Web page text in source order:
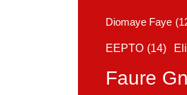
Diomaye Faye
EEPTO (14)
Faure